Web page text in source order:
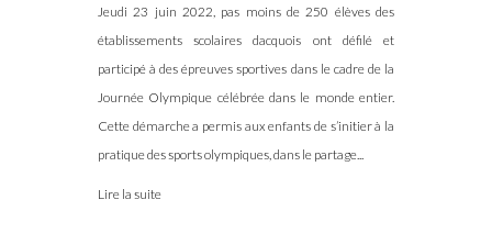
Jeudi 23 juin 2022, pas moins de 250 élèves des
établissements scolaires dacquois ont défilé et
participé à des épreuves sportives dans le cadre de la
Journée Olympique célébrée dans le monde entier.
Cette démarche a permis aux enfants de s’initier à la
pratique des sports olympiques, dans le partage...
Lire la suite